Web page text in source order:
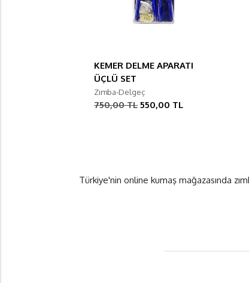
KEMER DELME APARATI
ÜÇLÜ SET
Zımba-Delgeç
750,00 TL 550,00 TL
Türkiye'nin online kumaş mağazasında